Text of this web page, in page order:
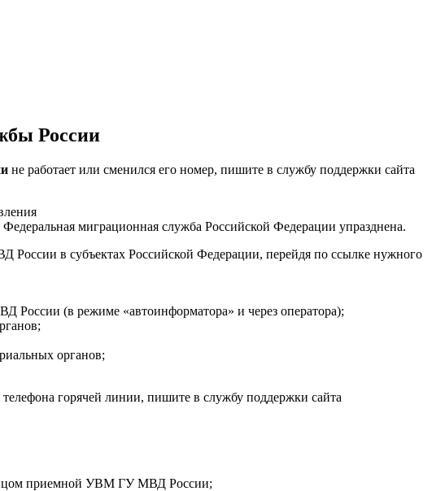
России
не работает или сменился его номер, пишите в службу поддержки сайта
миграционная служба Российской Федерации упразднена.
России в субъектах Российской Федерации, перейдя по ссылке нужного
(в режиме «автоинформатора» и через оператора);
органов;
горячей линии, пишите в службу поддержки сайта
приемной УВМ ГУ МВД России;